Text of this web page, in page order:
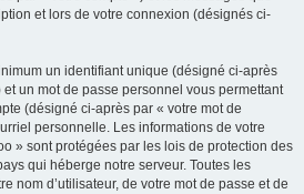
et lors de votre connexion (désignés ci-
un identifiant unique (désigné ci-après
et un mot de passe personnel vous permettant
(désigné ci-après par « votre mot de
personnelle. Les informations de votre
» sont protégées par les lois de protection des
qui héberge notre serveur. Toutes les
nom d’utilisateur, de votre mot de passe et de